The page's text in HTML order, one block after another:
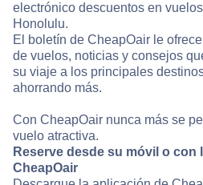
electrónico descuentos en
Honolulu.
El boletín de CheapOair le
de vuelos, noticias y consejos
su viaje a los principales
ahorrando más.
Con CheapOair nunca más se
vuelo atractiva.
Reserve desde su móvil o con
CheapOair